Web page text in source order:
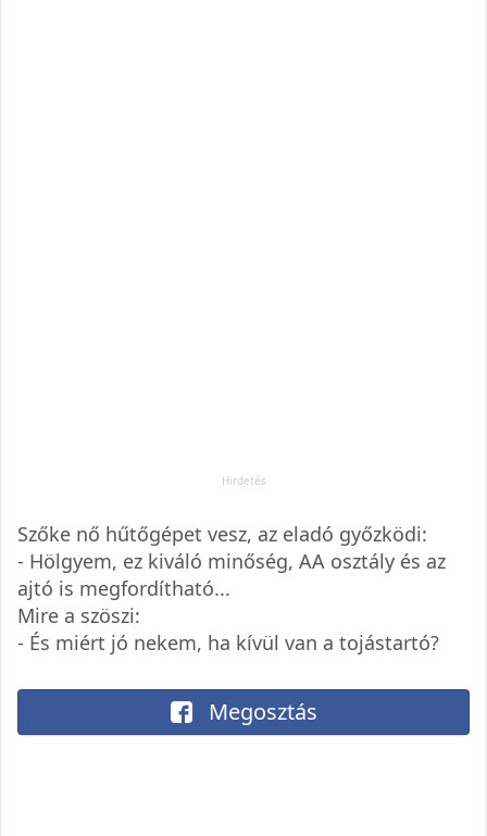
Szőke nő hűtőgépet vesz, az eladó győzködi:
- Hölgyem, ez kiváló minőség, AA osztály és az
ajtó is megfordítható...
Mire a szöszi:
- És miért jó nekem, ha kívül van a tojástartó?
Megosztás